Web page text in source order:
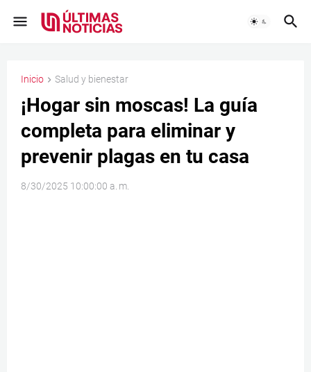
Inicio Salud y bienestar
¡Hogar sin moscas! La guía
completa para eliminar y
prevenir plagas en tu casa
8/30/2025 10:00:00 a. m.